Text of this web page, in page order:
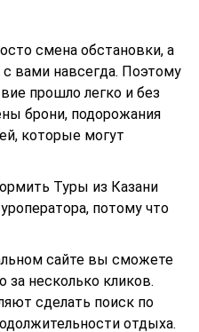
смена обстановки, а
с вами навсегда. Поэтому
прошло легко и без
брони, подорожания
которые могут
Туры из Казани
потому что
сайте вы сможете
несколько кликов.
сделать поиск по
отдыха.